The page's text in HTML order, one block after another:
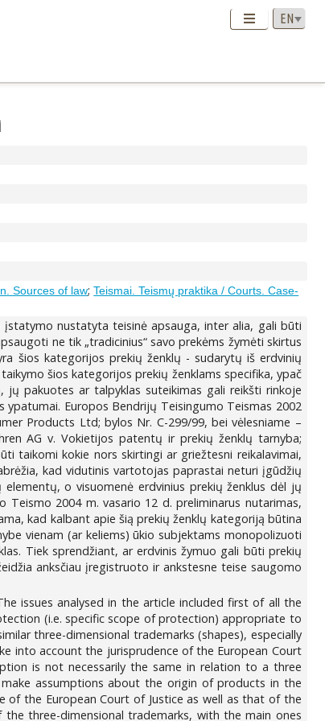
Sources of law;Teismai. Teismų praktika / Courts. Case-
nustatyta teisinė apsauga, inter alia, gali būti
ne tik „tradicinius“ savo prekėms žymėti skirtus
šios kategorijos prekių ženklų - sudarytų iš erdvinių
šios kategorijos prekių ženklams specifika, ypač
pakuotes ar talpyklas suteikimas gali reikšti rinkoje
Europos Bendrijų Teisingumo Teismas 2002
Products Ltd; bylos Nr. C-299/99, bei vėlesniame –
AG v. Vokietijos patentų ir prekių ženklų tarnyba;
taikomi kokie nors skirtingi ar griežtesni reikalavimai,
kad vidutinis vartotojas paprastai neturi įgūdžių
o visuomenė erdvinius prekių ženklus dėl jų
2004 m. vasario 12 d. preliminarus nutarimas,
kad kalbant apie šią prekių ženklų kategoriją būtina
vienam (ar keliems) ūkio subjektams monopolizuoti
Tiek sprendžiant, ar erdvinis žymuo gali būti prekių
anksčiau įregistruoto ir ankstesne teise saugomo
issues analysed in the article included first of all the
(i.e. specific scope of protection) appropriate to
three-dimensional trademarks (shapes), especially
into account the jurisprudence of the European Court
is not necessarily the same in relation to a three
assumptions about the origin of products in the
of the European Court of Justice as well as that of the
three-dimensional trademarks, with the main ones